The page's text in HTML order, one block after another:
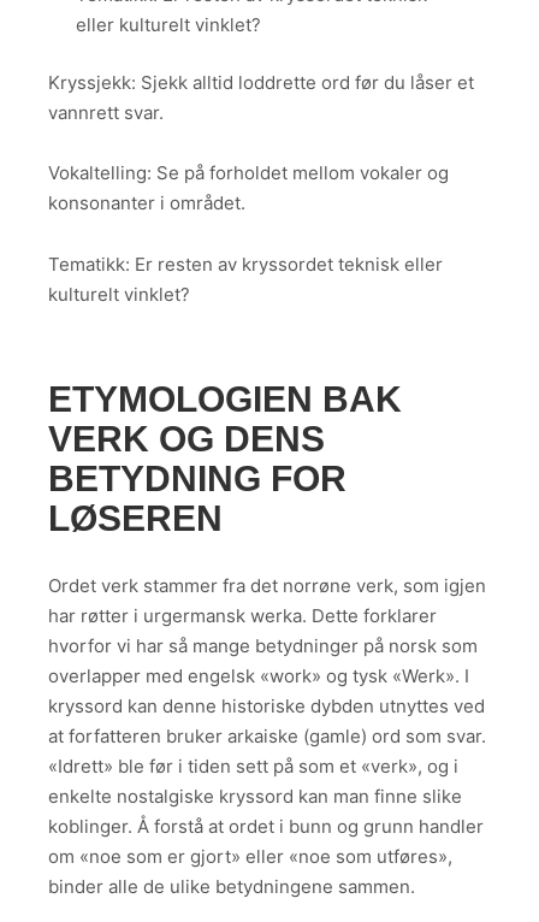
eller kulturelt vinklet?
Kryssjekk: Sjekk alltid loddrette ord før du låser et
vannrett svar.
Vokaltelling: Se på forholdet mellom vokaler og
konsonanter i området.
Tematikk: Er resten av kryssordet teknisk eller
kulturelt vinklet?
ETYMOLOGIEN BAK
VERK OG DENS
BETYDNING FOR
LØSEREN
Ordet verk stammer fra det norrøne verk, som igjen
har røtter i urgermansk werka. Dette forklarer
hvorfor vi har så mange betydninger på norsk som
overlapper med engelsk «work» og tysk «Werk». I
kryssord kan denne historiske dybden utnyttes ved
at forfatteren bruker arkaiske (gamle) ord som svar.
«Idrett» ble før i tiden sett på som et «verk», og i
enkelte nostalgiske kryssord kan man finne slike
koblinger. Å forstå at ordet i bunn og grunn handler
om «noe som er gjort» eller «noe som utføres»,
binder alle de ulike betydningene sammen.